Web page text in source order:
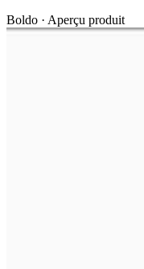
Boldo · Aperçu produit